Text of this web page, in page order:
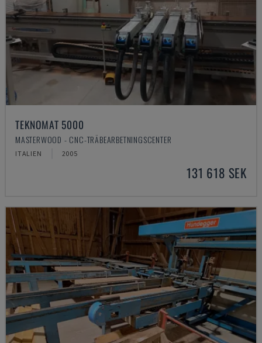
TEKNOMAT 5000
MASTERWOOD - CNC-TRÄBEARBETNINGSCENTER
ITALIEN 2005
131 618 SEK